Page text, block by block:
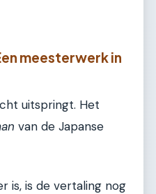
meesterwerk in
uitspringt. Het
van de Japanse
is, is de vertaling nog